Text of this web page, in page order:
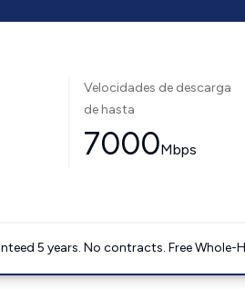
Velocidades de descarga
de hasta
7000Mbps
5 years. No contracts. Free